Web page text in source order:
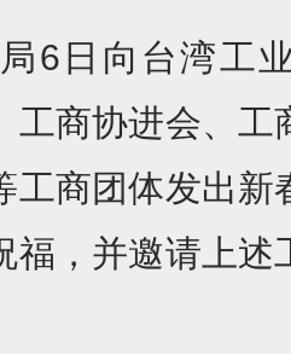
6日向台湾工
工商协进会、工
工商团体发出新
福，并邀请上述